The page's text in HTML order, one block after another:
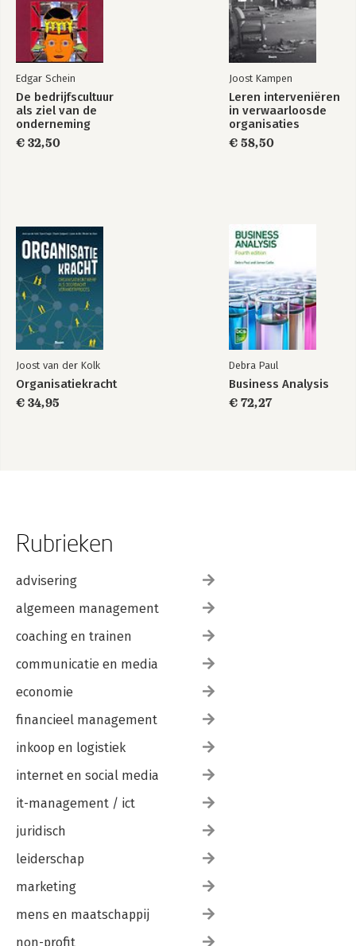
Edgar Schein
De bedrijfscultuur
als ziel van de
onderneming
€ 32,50
Joost Kampen
Leren interveniëren
in verwaarloosde
organisaties
€ 58,50
Joost van der Kolk
Organisatiekracht
€ 34,95
Debra Paul
Business Analysis
€ 72,27
Rubrieken
advisering
algemeen management
coaching en trainen
communicatie en media
economie
financieel management
inkoop en logistiek
internet en social media
it-management / ict
juridisch
leiderschap
marketing
mens en maatschappij
non-profit